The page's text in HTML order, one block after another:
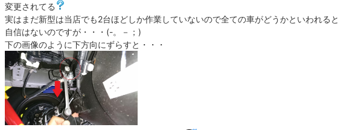
変更されてる
実はまだ新型は当店でも2台ほどしか作業していないので全ての車がどうかといわれると
自信はないのですが・・・(-。－；)
下の画像のように下方向にずらすと・・・